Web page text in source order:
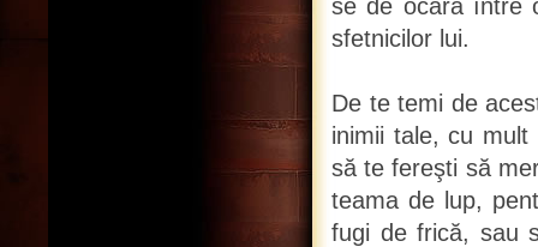
se de ocară între
sfetnicilor lui.
De te temi de
inimii tale, cu
să te fereşti să
teama de lup,
fugi de frică, sau